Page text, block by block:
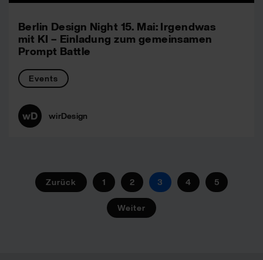
Berlin Design Night 15. Mai: Irgendwas
mit KI – Einladung zum gemeinsamen
Prompt Battle
Events
wirDesign
Zurück 1 2 3 4 5
Weiter